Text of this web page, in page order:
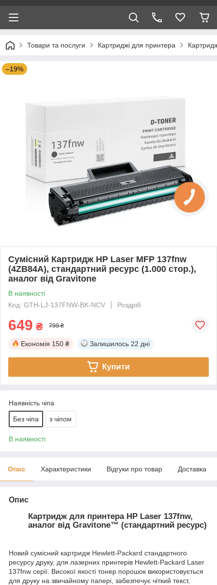
Товари та послуги Картриджі для принтера
–19%
Сумісний Картридж HP Laser MFP 137fnw
(4ZB84A), стандартний ресурс (1.000 стор.),
аналог від Gravitone
В наявності
Код: GTH-LJ-137FNW-BK-NCV
Роздріб
649 ₴ 799 ₴
Економія 150 ₴ Залишилось 22 дні
Купити
Наявність чіпа
Без чіпа з чіпом
В наявності
Опис Характеристики Відгуки про товар Доставка
Опис
Картридж для принтера HP Laser 137fnw,
аналог від Gravitone™ (стандартний ресурс)
Новий сумісний картридж Hewlett-Packard стандартного
ресурсу друку, для лазерних принтерів Hewlett-Packard Laser
137fnw серії. Високої якості тонер порошок використовується
для друку на звичайному папері, забезпечує чіткий текст,